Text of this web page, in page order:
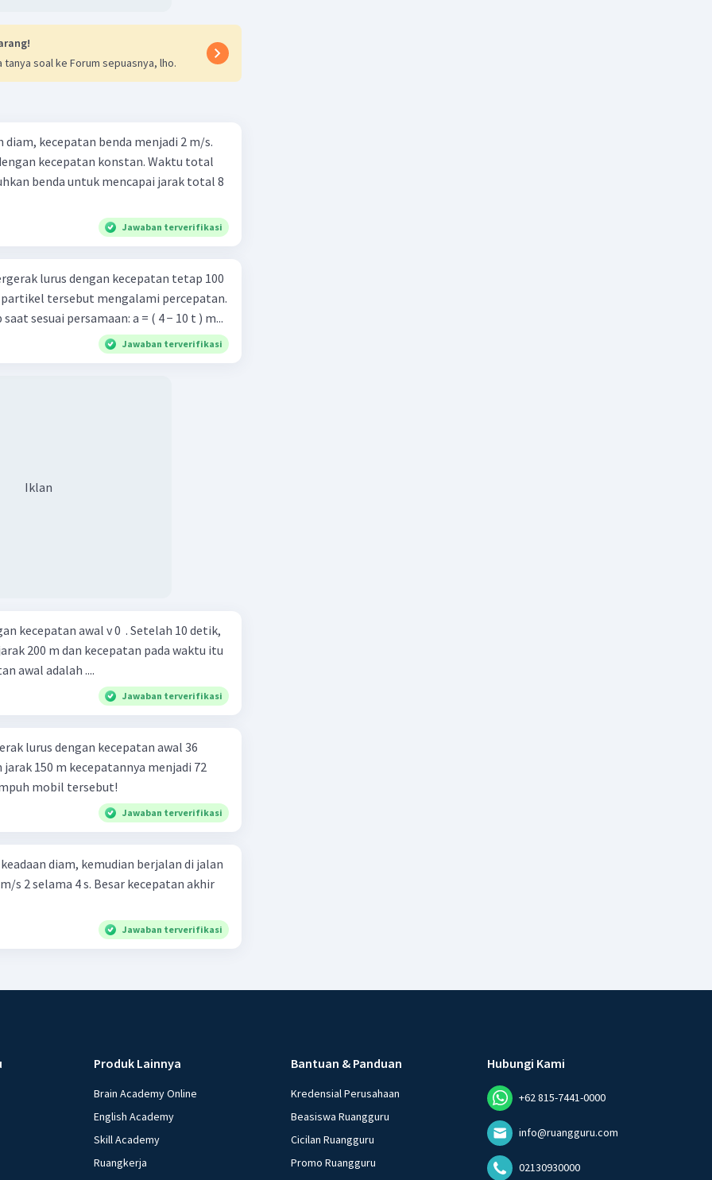
tanya soal ke Forum sepuasnya, lho.
diam, kecepatan benda menjadi 2 m/s.
kecepatan konstan. Waktu total
benda untuk mencapai jarak total 8
Jawaban terverifikasi
lurus dengan kecepatan tetap 100
partikel tersebut mengalami percepatan.
sesuai persamaan: a = ( 4 − 10 t ) m...
Jawaban terverifikasi
Iklan
kecepatan awal v 0 ​ . Setelah 10 detik,
200 m dan kecepatan pada waktu itu
awal adalah ....
Jawaban terverifikasi
lurus dengan kecepatan awal 36
150 m kecepatannya menjadi 72
mobil tersebut!
Jawaban terverifikasi
diam, kemudian berjalan di jalan
s 2 selama 4 s. Besar kecepatan akhir
Jawaban terverifikasi
Produk Lainnya
Brain Academy Online
English Academy
Skill Academy
Ruangkerja
Bantuan & Panduan
Kredensial Perusahaan
Beasiswa Ruangguru
Cicilan Ruangguru
Promo Ruangguru
Hubungi Kami
+62 815-7441-0000
info@ruangguru.com
02130930000